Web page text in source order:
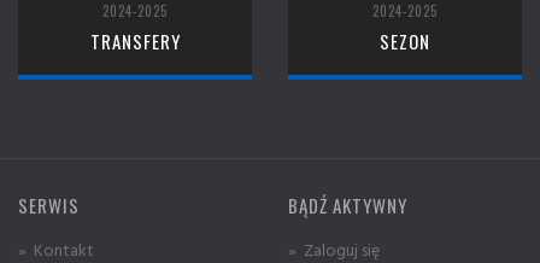
2024-2025
TRANSFERY
2024-2025
SEZON
SERWIS
» Kontakt
BĄDŹ AKTYWNY
» Zaloguj się